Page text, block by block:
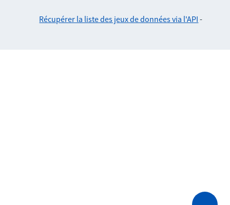
Récupérer la liste des jeux de données via l'API -